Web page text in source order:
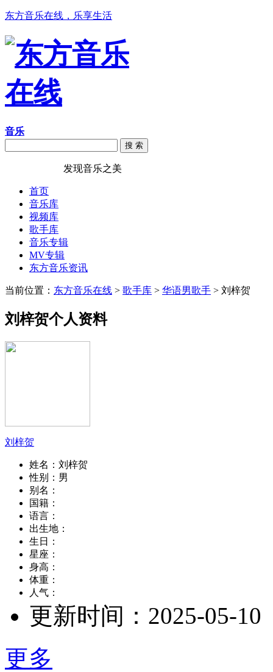
东方音乐在线，乐享生活
音乐
搜 索
发现音乐之美
首页
音乐库
视频库
歌手库
音乐专辑
MV专辑
东方音乐资讯
当前位置： 东方音乐在线 > 歌手库 > 华语男歌手 > 刘梓贺
刘梓贺个人资料
刘梓贺
姓名： 刘梓贺
性别： 男
别名：
国籍：
语言：
出生地：
生日：
星座：
身高：
体重：
人气：
更新时间： 2025-05-10
更多